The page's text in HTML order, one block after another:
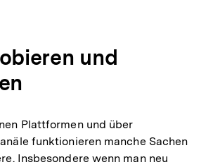
und
Plattformen und über
funktionieren manche Sachen
Insbesondere wenn man neu